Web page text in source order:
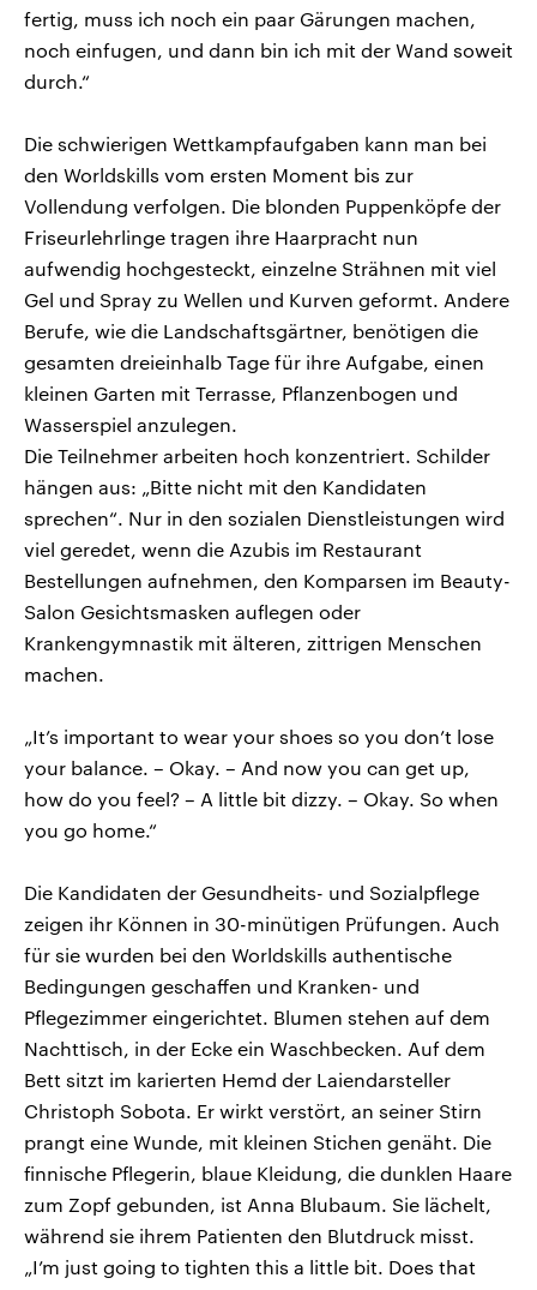
fertig, muss ich noch ein paar Gärungen machen,
noch einfugen, und dann bin ich mit der Wand soweit
durch.“
Die schwierigen Wettkampfaufgaben kann man bei
den Worldskills vom ersten Moment bis zur
Vollendung verfolgen. Die blonden Puppenköpfe der
Friseurlehrlinge tragen ihre Haarpracht nun
aufwendig hochgesteckt, einzelne Strähnen mit viel
Gel und Spray zu Wellen und Kurven geformt. Andere
Berufe, wie die Landschaftsgärtner, benötigen die
gesamten dreieinhalb Tage für ihre Aufgabe, einen
kleinen Garten mit Terrasse, Pflanzenbogen und
Wasserspiel anzulegen.
Die Teilnehmer arbeiten hoch konzentriert. Schilder
hängen aus: „Bitte nicht mit den Kandidaten
sprechen“. Nur in den sozialen Dienstleistungen wird
viel geredet, wenn die Azubis im Restaurant
Bestellungen aufnehmen, den Komparsen im Beauty-
Salon Gesichtsmasken auflegen oder
Krankengymnastik mit älteren, zittrigen Menschen
machen.
„It’s important to wear your shoes so you don’t lose
your balance. – Okay. – And now you can get up,
how do you feel? – A little bit dizzy. – Okay. So when
you go home.“
Die Kandidaten der Gesundheits- und Sozialpflege
zeigen ihr Können in 30-minütigen Prüfungen. Auch
für sie wurden bei den Worldskills authentische
Bedingungen geschaffen und Kranken- und
Pflegezimmer eingerichtet. Blumen stehen auf dem
Nachttisch, in der Ecke ein Waschbecken. Auf dem
Bett sitzt im karierten Hemd der Laiendarsteller
Christoph Sobota. Er wirkt verstört, an seiner Stirn
prangt eine Wunde, mit kleinen Stichen genäht. Die
finnische Pflegerin, blaue Kleidung, die dunklen Haare
zum Zopf gebunden, ist Anna Blubaum. Sie lächelt,
während sie ihrem Patienten den Blutdruck misst.
„I’m just going to tighten this a little bit. Does that